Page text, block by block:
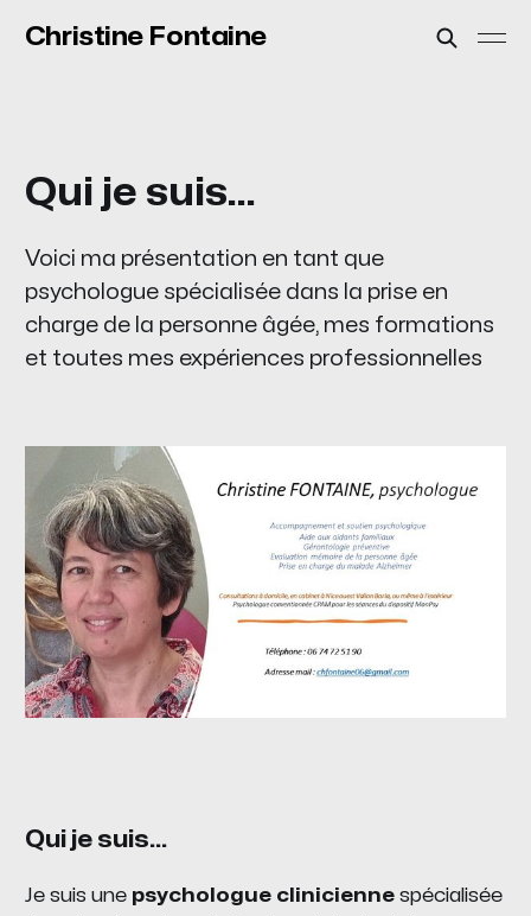
Christine Fontaine
Qui je suis...
Voici ma présentation en tant que
psychologue spécialisée dans la prise en
charge de la personne âgée, mes formations
et toutes mes expériences professionnelles
Qui je suis...
Je suis une psychologue clinicienne spécialisée